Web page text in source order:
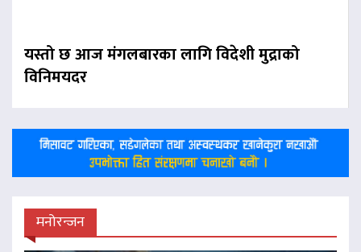
यस्तो छ आज मंगलबारका लागि विदेशी मुद्राको
विनिमयदर
मनोरन्जन